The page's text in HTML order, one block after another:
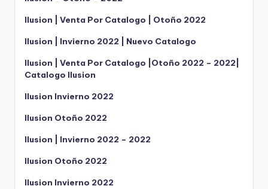
Ilusion | Venta Por Catalogo | Otoño 2022
Ilusion | Invierno 2022 | Nuevo Catalogo
Ilusion | Venta Por Catalogo |Otoño 2022 – 2022|
Catalogo Ilusion
Ilusion Invierno 2022
Ilusion Otoño 2022
Ilusion | Invierno 2022 – 2022
Ilusion Otoño 2022
Ilusion Invierno 2022